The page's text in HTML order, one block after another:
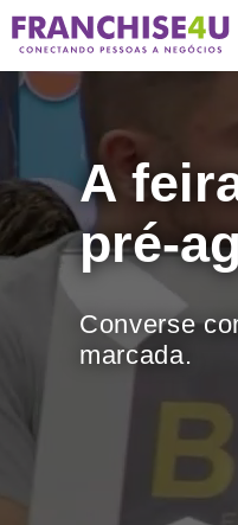
+
A
pré-
Converse
marcada.